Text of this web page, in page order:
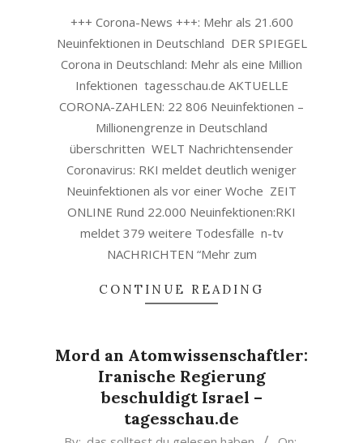
+++ Corona-News +++: Mehr als 21.600
Neuinfektionen in Deutschland DER SPIEGEL
Corona in Deutschland: Mehr als eine Million
Infektionen tagesschau.de AKTUELLE
CORONA-ZAHLEN: 22 806 Neuinfektionen –
Millionengrenze in Deutschland
überschritten WELT Nachrichtensender
Coronavirus: RKI meldet deutlich weniger
Neuinfektionen als vor einer Woche ZEIT
ONLINE Rund 22.000 Neuinfektionen:RKI
meldet 379 weitere Todesfälle n-tv
NACHRICHTEN “Mehr zum
CONTINUE READING
Mord an Atomwissenschaftler:
Iranische Regierung
beschuldigt Israel –
tagesschau.de
2020-